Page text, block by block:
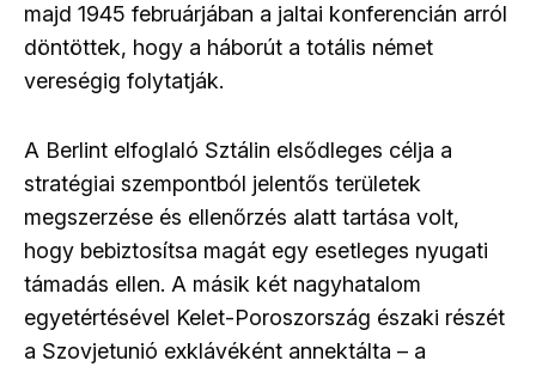
majd 1945 februárjában a jaltai konferencián arról
döntöttek, hogy a háborút a totális német
vereségig folytatják.
A Berlint elfoglaló Sztálin elsődleges célja a
stratégiai szempontból jelentős területek
megszerzése és ellenőrzés alatt tartása volt,
hogy bebiztosítsa magát egy esetleges nyugati
támadás ellen. A másik két nagyhatalom
egyetértésével Kelet-Poroszország északi részét
a Szovjetunió exklávéként annektálta – a